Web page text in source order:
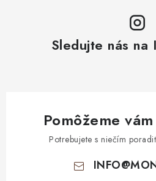
Sledujte nás na
Pomôžeme
Potrebujete s niečím
INFO@